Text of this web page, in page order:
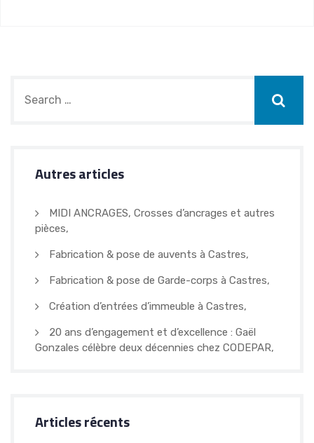
Autres articles
MIDI ANCRAGES, Crosses d’ancrages et autres
pièces,
Fabrication & pose de auvents à Castres,
Fabrication & pose de Garde-corps à Castres,
Création d’entrées d’immeuble à Castres,
20 ans d’engagement et d’excellence : Gaël
Gonzales célèbre deux décennies chez CODEPAR,
Articles récents